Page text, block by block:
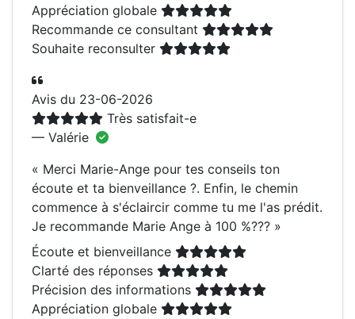
Appréciation globale
Recommande ce consultant
Souhaite reconsulter
Avis du 23-06-2026
Très satisfait-e
— Valérie
« Merci Marie-Ange pour tes conseils ton
écoute et ta bienveillance ?. Enfin, le chemin
commence à s'éclaircir comme tu me l'as prédit.
Je recommande Marie Ange à 100 %??? »
Écoute et bienveillance
Clarté des réponses
Précision des informations
Appréciation globale